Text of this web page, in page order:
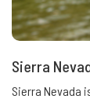
Sierra
Sierra Nevada